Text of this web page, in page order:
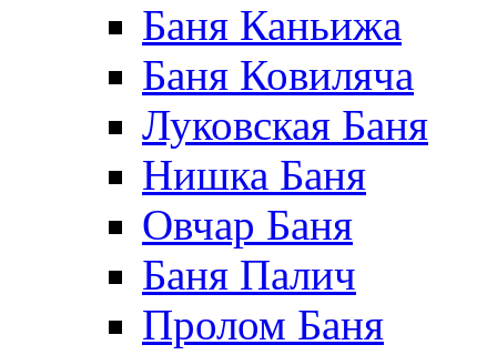
Баня Каньижа
Баня Ковиляча
Луковская Баня
Нишка Баня
Овчар Баня
Баня Палич
Пролом Баня